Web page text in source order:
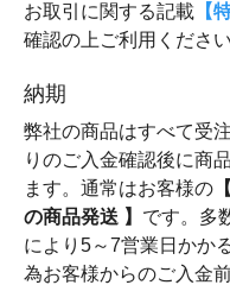
お取引に関する記載 【
確認の上ご利用ください
納期
弊社の商品はすべて受
りのご入金確認後に商
ます。通常はお客様の
の商品発送 】 です。多
により5～7営業日かか
為お客様からのご入金